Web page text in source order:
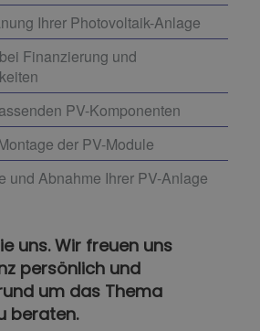
Ihrer Photovoltaik-Anlage
Finanzierung und
PV-Komponenten
der PV-Module
und Abnahme Ihrer PV-Anlage
uns. Wir freuen uns
persönlich und
um das Thema
beraten.